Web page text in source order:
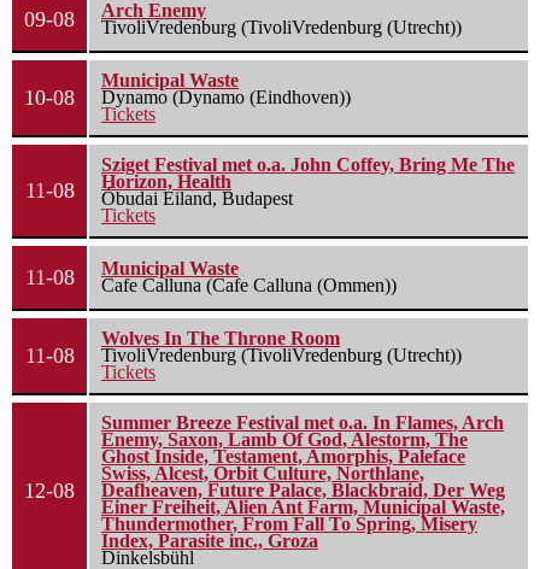
09-08
Arch Enemy
TivoliVredenburg (TivoliVredenburg (Utrecht))
10-08
Municipal Waste
Dynamo (Dynamo (Eindhoven))
Tickets
11-08
Sziget Festival met o.a. John Coffey, Bring Me The
Horizon, Health
Óbudai Eiland, Budapest
Tickets
11-08
Municipal Waste
Cafe Calluna (Cafe Calluna (Ommen))
11-08
Wolves In The Throne Room
TivoliVredenburg (TivoliVredenburg (Utrecht))
Tickets
12-08
Summer Breeze Festival met o.a. In Flames, Arch
Enemy, Saxon, Lamb Of God, Alestorm, The
Ghost Inside, Testament, Amorphis, Paleface
Swiss, Alcest, Orbit Culture, Northlane,
Deafheaven, Future Palace, Blackbraid, Der Weg
Einer Freiheit, Alien Ant Farm, Municipal Waste,
Thundermother, From Fall To Spring, Misery
Index, Parasite inc., Groza
Dinkelsbühl